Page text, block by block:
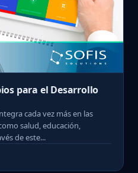
para el Desarrollo
cada vez más en las
salud, educación,
de este...